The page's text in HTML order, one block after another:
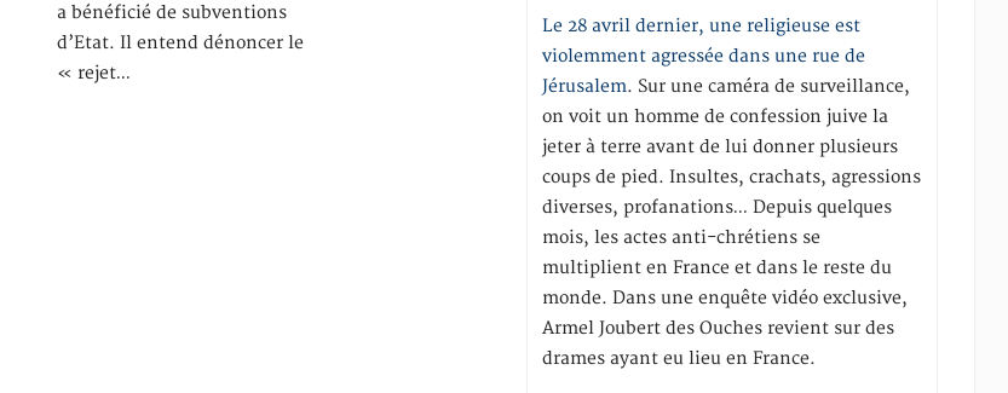
a bénéficié de subventions
d’Etat. Il entend dénoncer le
« rejet…
Le 28 avril dernier, une religieuse est
violemment agressée dans une rue de
Jérusalem. Sur une caméra de surveillance,
on voit un homme de confession juive la
jeter à terre avant de lui donner plusieurs
coups de pied. Insultes, crachats, agressions
diverses, profanations… Depuis quelques
mois, les actes anti-chrétiens se
multiplient en France et dans le reste du
monde. Dans une enquête vidéo exclusive,
Armel Joubert des Ouches revient sur des
drames ayant eu lieu en France.